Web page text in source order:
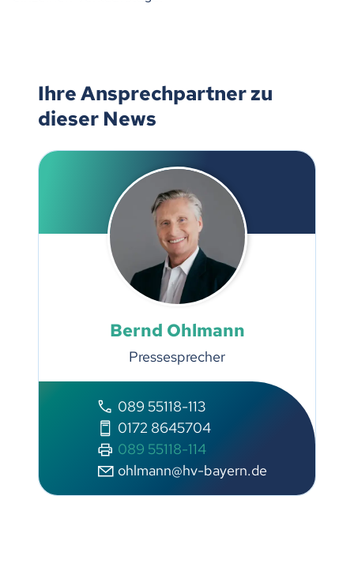
Ihre Ansprechpartner zu
dieser News
Bernd Ohlmann
Pressesprecher
089 55118-113
0172 8645704
089 55118-114
ohlmann@hv-bayern.de